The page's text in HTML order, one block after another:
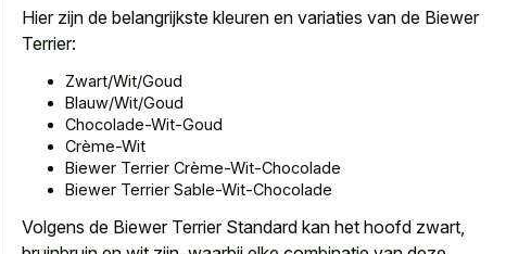
Hier zijn de belangrijkste kleuren en variaties van de Biewer
Terrier:
Zwart/Wit/Goud
Blauw/Wit/Goud
Chocolade-Wit-Goud
Crème-Wit
Biewer Terrier Crème-Wit-Chocolade
Biewer Terrier Sable-Wit-Chocolade
Volgens de Biewer Terrier Standard kan het hoofd zwart,